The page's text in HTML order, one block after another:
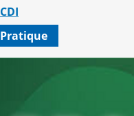
CDI
Pratique